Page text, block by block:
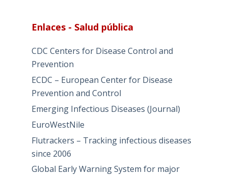
Enlaces - Salud pública
CDC Centers for Disease Control and
Prevention
ECDC – European Center for Disease
Prevention and Control
Emerging Infectious Diseases (Journal)
EuroWestNile
Flutrackers – Tracking infectious diseases
since 2006
Global Early Warning System for major